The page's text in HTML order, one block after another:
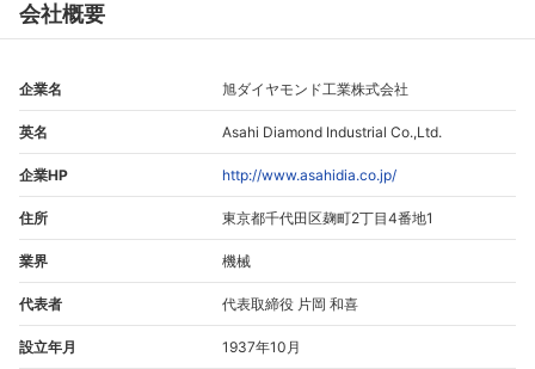
会社概要
企業名 旭ダイヤモンド工業株式会社
英名 Asahi Diamond Industrial Co.,Ltd.
企業HP http://www.asahidia.co.jp/
住所 東京都千代田区麹町2丁目4番地1
業界 機械
代表者 代表取締役 片岡 和喜
設立年月 1937年10月